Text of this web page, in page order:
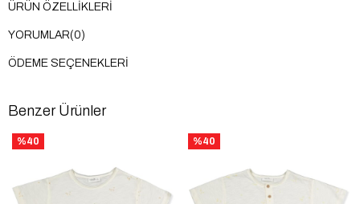
ÜRÜN ÖZELLIKLERI
YORUMLAR(0)
ÖDEME SEÇENEKLERI
Benzer Ürünler
%40 %40